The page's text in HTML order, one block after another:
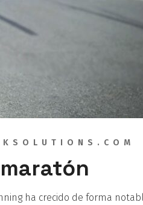
ha crecido de forma